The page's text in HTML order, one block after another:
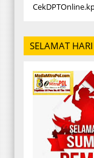
SELAMAT